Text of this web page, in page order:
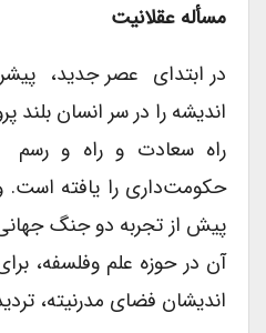
مسأله عقلانیت
در ابتدای عصر جدید،
اندیشه را در سر انسان بلند
راه سعادت و راه و رسم
حکومت‌داری را یافته است.
پیش از تجربه دو جنگ
آن در حوزه علم وفلسفه،
اندیشان فضای مدرنیته،